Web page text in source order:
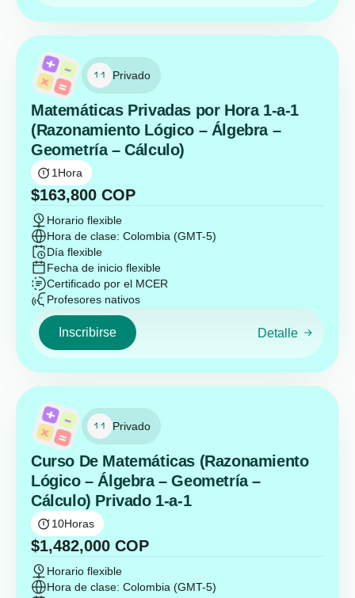
Privado
Matemáticas Privadas por Hora 1-a-1
(Razonamiento Lógico – Álgebra –
Geometría – Cálculo)
1Hora
$163,800 COP
Horario flexible
Hora de clase: Colombia (GMT-5)
Día flexible
Fecha de inicio flexible
Certificado por el MCER
Profesores nativos
Inscribirse Detalle
Privado
Curso De Matemáticas (Razonamiento
Lógico – Álgebra – Geometría –
Cálculo) Privado 1-a-1
10Horas
$1,482,000 COP
Horario flexible
Hora de clase: Colombia (GMT-5)